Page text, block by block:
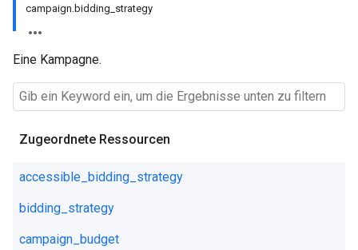
campaign.bidding_strategy
Eine Kampagne.
Zugeordnete Ressourcen
accessible_bidding_strategy
bidding_strategy
campaign_budget